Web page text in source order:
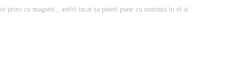
prins cu magneti , astfel incat sa puteti pune cu usurinta in el si